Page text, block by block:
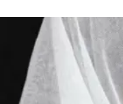
para um encontro
denominação
seja útil. Copie, faça
e deixe